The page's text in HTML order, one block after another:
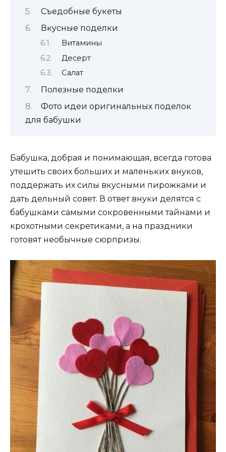
Съедобные букеты
Вкусные поделки
Витамины
Десерт
Салат
Полезные поделки
Фото идеи оригинальных поделок
для бабушки
Бабушка, добрая и понимающая, всегда готова
утешить своих больших и маленьких внуков,
поддержать их силы вкусными пирожками и
дать дельный совет. В ответ внуки делятся с
бабушками самыми сокровенными тайнами и
крохотными секретиками, а на праздники
готовят необычные сюрпризы.